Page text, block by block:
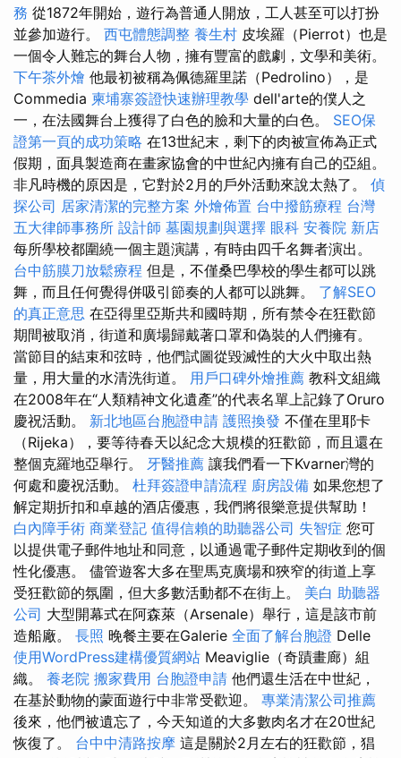
務 從1872年開始，遊行為普通人開放，工人甚至可以打扮
並參加遊行。 西屯體態調整 養生村 皮埃羅（Pierrot）也是
一個令人難忘的舞台人物，擁有豐富的戲劇，文學和美術。
下午茶外燴 他最初被稱為佩德羅里諾（Pedrolino），是
Commedia 柬埔寨簽證快速辦理教學 dell'arte的僕人之
一，在法國舞台上獲得了白色的臉和大量的白色。 SEO保
證第一頁的成功策略 在13世紀末，剩下的肉被宣佈為正式
假期，面具製造商在畫家協會的中世紀內擁有自己的亞組。
非凡時機的原因是，它對於2月的戶外活動來說太熱了。 偵
探公司 居家清潔的完整方案 外燴佈置 台中撥筋療程 台灣
五大律師事務所 設計師 墓園規劃與選擇 眼科 安養院 新店
每所學校都圍繞一個主題演講，有時由四千名舞者演出。
台中筋膜刀放鬆療程 但是，不僅桑巴學校的學生都可以跳
舞，而且任何覺得併吸引節奏的人都可以跳舞。 了解SEO
的真正意思 在亞得里亞斯共和國時期，所有禁令在狂歡節
期間被取消，街道和廣場歸戴著口罩和偽裝的人們擁有。
當節目的結束和弦時，他們試圖從毀滅性的大火中取出熱
量，用大量的水清洗街道。 用戶口碑外燴推薦 教科文組織
在2008年在“人類精神文化遺產”的代表名單上記錄了Oruro
慶祝活動。 新北地區台胞證申請 護照換發 不僅在里耶卡
（Rijeka），要等待春天以紀念大規模的狂歡節，而且還在
整個克羅地亞舉行。 牙醫推薦 讓我們看一下Kvarner灣的
何處和慶祝活動。 杜拜簽證申請流程 廚房設備 如果您想了
解定期折扣和卓越的酒店優惠，我們將很樂意提供幫助！
白內障手術 商業登記 值得信賴的助聽器公司 失智症 您可
以提供電子郵件地址和同意，以通過電子郵件定期收到的個
性化優惠。 儘管遊客大多在聖馬克廣場和狹窄的街道上享
受狂歡節的氛圍，但大多數活動都不在街上。 美白 助聽器
公司 大型開幕式在阿森萊（Arsenale）舉行，這是該市前
造船廠。 長照 晚餐主要在Galerie 全面了解台胞證 Delle
使用WordPress建構優質網站 Meaviglie（奇蹟畫廊）組
織。 養老院 搬家費用 台胞證申請 他們還生活在中世紀，
在基於動物的蒙面遊行中非常受歡迎。 專業清潔公司推薦
後來，他們被遺忘了，今天知道的大多數肉名才在20世紀
恢復了。 台中中清路按摩 這是關於2月左右的狂歡節，猖